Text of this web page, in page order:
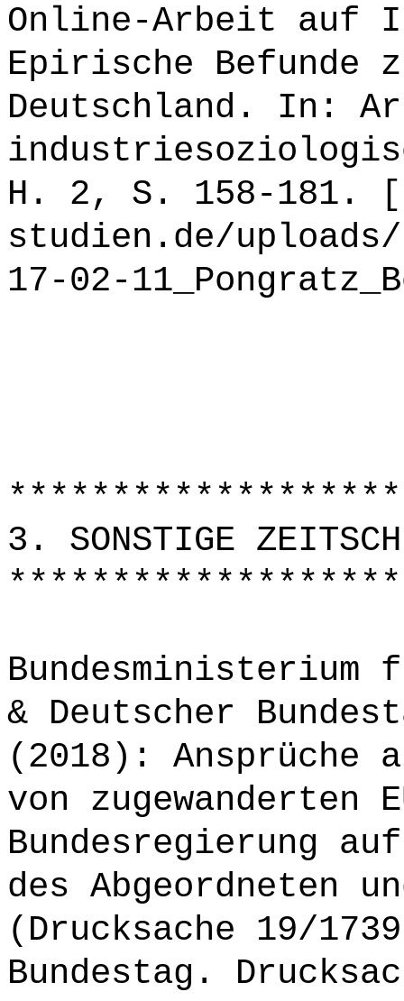
Online-Arbeit auf
Epirische Befunde
Deutschland. In:
H. 2, S. 158-181.
studien.de/
17-02-
3. SONSTIGE
& Deutscher
(2018): Ansprüche
von zugewanderten
Bundesregierung
des Abgeordneten
(Drucksache 19/
Bundestag.